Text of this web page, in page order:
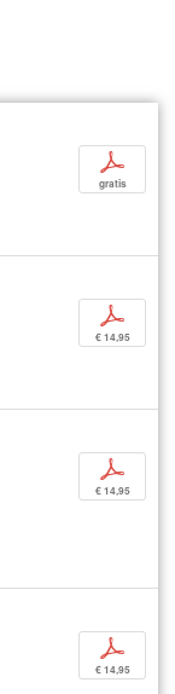
p
gratis
p
€ 14,95
p
€ 14,95
p
€ 14,95